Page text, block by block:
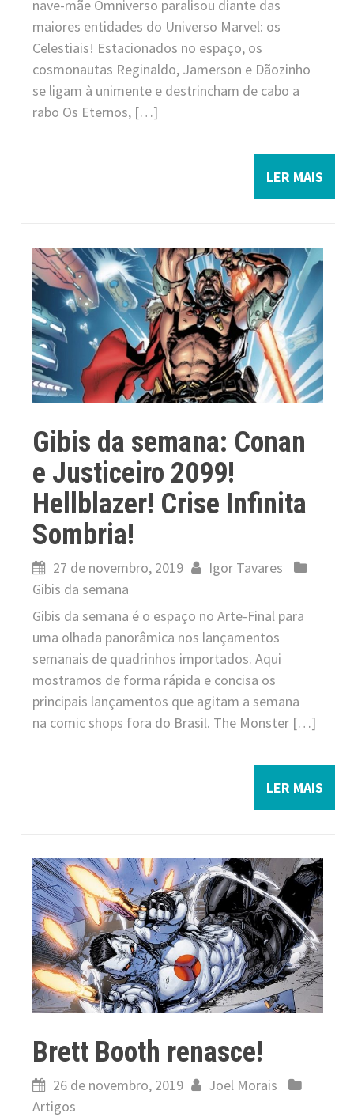
nave-mãe Omniverso paralisou diante das
maiores entidades do Universo Marvel: os
Celestiais! Estacionados no espaço, os
cosmonautas Reginaldo, Jamerson e Dãozinho
se ligam à unimente e destrincham de cabo a
rabo Os Eternos, […]
LER MAIS
Gibis da semana: Conan
e Justiceiro 2099!
Hellblazer! Crise Infinita
Sombria!
27 de novembro, 2019
Igor Tavares
Gibis da semana
Gibis da semana é o espaço no Arte-Final para
uma olhada panorâmica nos lançamentos
semanais de quadrinhos importados. Aqui
mostramos de forma rápida e concisa os
principais lançamentos que agitam a semana
na comic shops fora do Brasil. The Monster […]
LER MAIS
Brett Booth renasce!
26 de novembro, 2019
Joel Morais
Artigos